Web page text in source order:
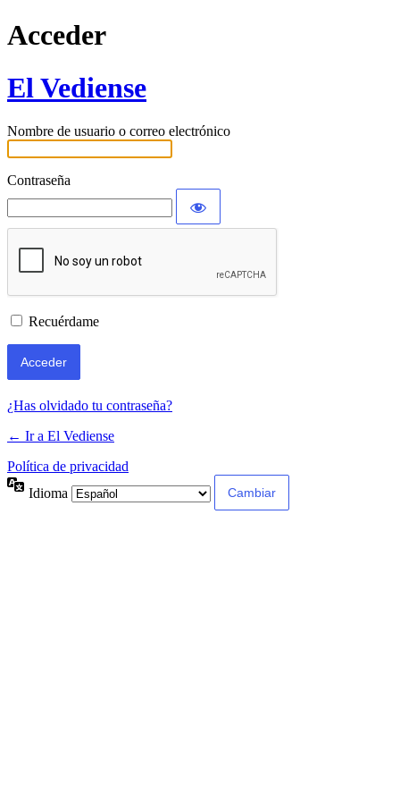
Acceder
El Vediense
Nombre de usuario o correo electrónico
Contraseña
Recuérdame
¿Has olvidado tu contraseña?
← Ir a El Vediense
Política de privacidad
Idioma